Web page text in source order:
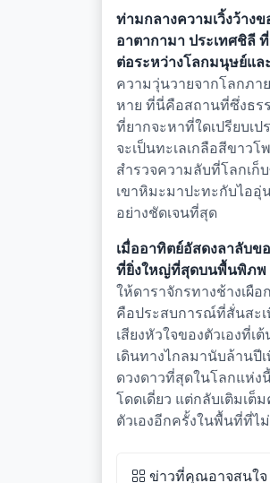
ท่ามกลางความเวิ้งว้าง
อาตากามา ประเทศชิลี
ต่อระหว่างโลกมนุษย์แ
ความวุ่นวายจากโลกภา
หาย ที่นี่คือสถานที่ซึ่งธร
ที่ยากจะหาที่ใดเปรียบเ
จะเป็นทะเลเกลือสีขาว
สำรวจความลับที่โลกเก็
เขาหิมะมาปะทะกับไออุ่
อย่างชัดเจนที่สุด
เมื่ออาทิตย์อัสดงลาลับข
ที่ยิ่งใหญ่ที่สุดบนพื้นพิภพ
ให้ดาราจักรทางช้างเผื
คือประสบการณ์ที่สั่นสะเ
เสียงหัวใจของตัวเองที่
เดินทางไกลมานับล้านปี
ดวงดาวที่สุดในโลกแห่ง
โดดเดี่ยว แต่กลับเติมเ
ตัวเองอีกครั้งในพื้นที่ที่
ข่าวที่คุณอาจสนใจ